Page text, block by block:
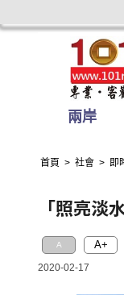
兩岸
首頁 > 社會 > 即
「照亮
A A+
2020-02-17